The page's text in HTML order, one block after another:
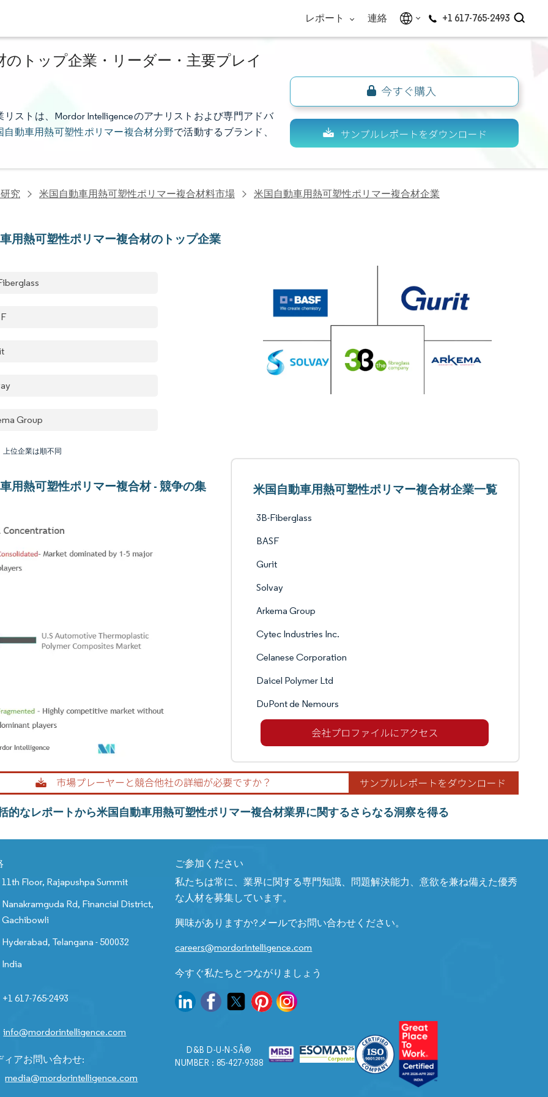
レポート 連絡 +1 617-765-2493
トップ企業・リーダー・主要プレイ
ストは、Mordor Intelligenceのアナリストおよび専門アドバ
自動車用熱可塑性ポリマー複合材分野で活動するブランド、
究 米国自動車用熱可塑性ポリマー複合材料市場 米国自動車用熱可塑性ポリマー複合材企業
用熱可塑性ポリマー複合材のトップ企業
Group
上位企業は順不同
用熱可塑性ポリマー複合材 - 競争の集 米国自動車用熱可塑性ポリマー複合材企業一覧
3B-Fiberglass
BASF
Gurit
Solvay
Arkema Group
Cytec Industries Inc.
Celanese Corporation
Daicel Polymer Ltd
DuPont de Nemours
的なレポートから米国自動車用熱可塑性ポリマー複合材業界に関するさらなる洞察を得る
11th Floor, Rajapushpa Summit
Nanakramguda Rd, Financial District,
Gachibowli
Hyderabad, Telangana - 500032
India
+1 617-765-2493
info@mordorintelligence.com
ィアお問い合わせ:
media@mordorintelligence.com
ご参加ください
私たちは常に、業界に関する専門知識、問題解決能力、意欲を兼ね備えた優秀
な人材を募集しています。
興味がありますか?メールでお問い合わせください。
careers@mordorintelligence.com
今すぐ私たちとつながりましょう
D&B D-U-N-SÂ®
NUMBER : 85-427-9388